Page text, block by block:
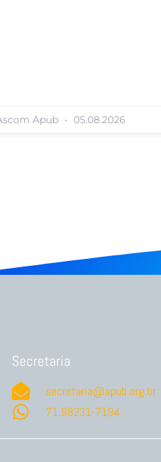
Apub 05.08.2026
Secretaria
secretaria@apub.org.br
71.98231-7194